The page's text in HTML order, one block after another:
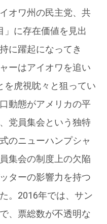
オワ州の民主党、共
」に存在価値を見出
に躍起になってき
ーはアイオワを追い
を虎視眈々と狙ってい
動態がアメリカの平
党員集会という独特
のニューハンプシャ
集会の制度上の欠陥
ターの影響力を持つ
。2016年では、サン
、票総数が不透明な